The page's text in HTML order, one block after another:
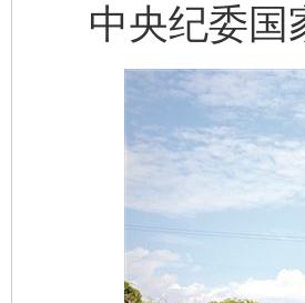
中央纪委国